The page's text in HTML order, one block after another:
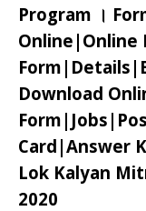
Program ।
Online|Online
Download
Card|Answer
Lok Kalyan
2020